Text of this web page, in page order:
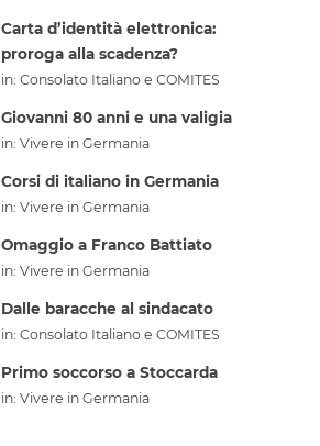
Carta d’identità elettronica:
proroga alla scadenza?
in:Consolato Italiano e COMITES
Giovanni 80 anni e una valigia
in:Vivere in Germania
Corsi di italiano in Germania
in:Vivere in Germania
Omaggio a Franco Battiato
in:Vivere in Germania
Dalle baracche al sindacato
in:Consolato Italiano e COMITES
Primo soccorso a Stoccarda
in:Vivere in Germania